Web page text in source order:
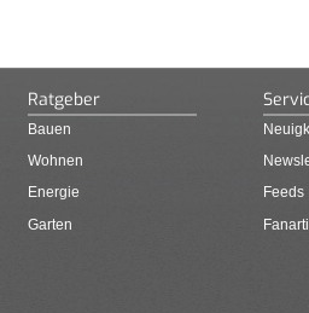
Ratgeber
Bauen
Wohnen
Energie
Garten
Feeds